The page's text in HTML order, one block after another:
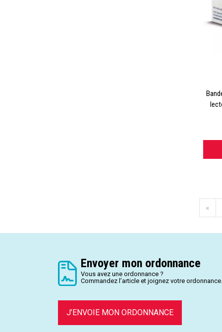
«
Envoyer mon ordonnance
Vous avez une ordonnance ?
Commandez l’article et joignez votre ordonnance.
J’ENVOIE MON ORDONNANCE